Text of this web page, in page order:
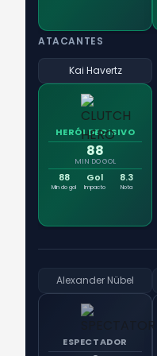
ATACANTES
Kai Havertz
HERÓI DECISIVO
88
MIN DO GOL
88
Min do gol
Gol
Impacto
8.3
Nota
Alexander Nübel
ESPECTADOR